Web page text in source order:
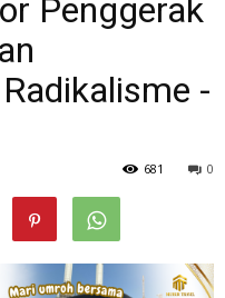
Penggerak
-
0
681